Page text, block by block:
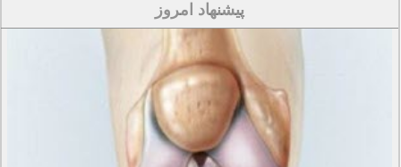
پیشنهاد امروز